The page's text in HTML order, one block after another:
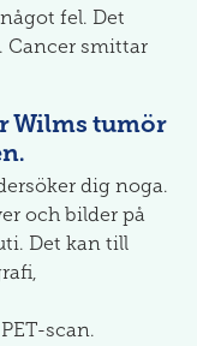
fel. Det
Cancer smittar
Wilms tumör
dig noga.
och bilder på
Det kan till
scan.